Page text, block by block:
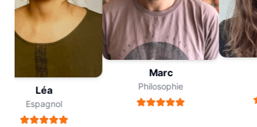
Léa
Espagnol
Marc
Philosophie